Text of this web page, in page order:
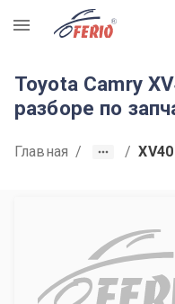
R
Toyota Camry
разборе по
Главная / /